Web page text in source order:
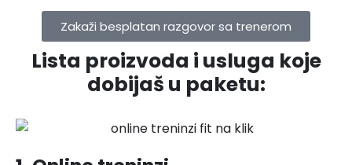
Zakaži besplatan razgovor sa trenerom
Lista proizvoda i usluga koje
dobijaš u paketu: